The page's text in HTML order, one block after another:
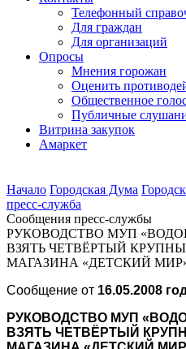
Телефонный
Для граждан
Для организаций
Опросы
Мнения горожан
Оценить
Общественное
Публичные
Витрина закупок
Амаркет
Начало Городская Дума
пресс-cлужба
Сообщения пресс-службы
РУКОВОДСТВО МУП
ВЗЯТЬ ЧЕТВЁРТЫЙ
МАГАЗИНА «ДЕТСКИЙ
Сообщение от 16.05.2008
РУКОВОДСТВО МУП
ВЗЯТЬ ЧЕТВЁРТЫЙ